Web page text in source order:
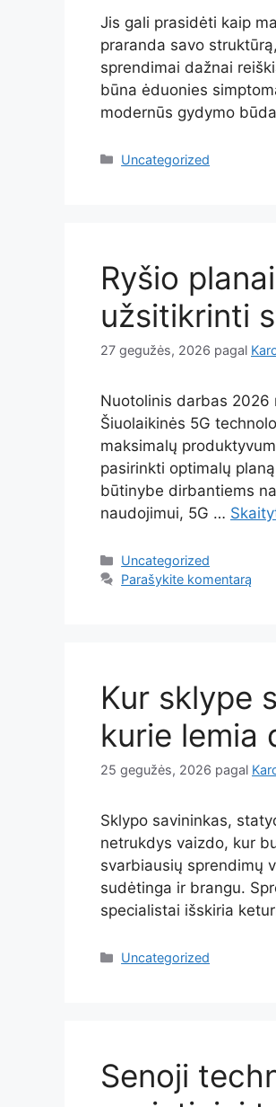
Jis gali prasidėti kaip
praranda savo
sprendimai dažnai
būna ėduonies
modernūs gydymo
Kategorijos
Uncategorized
Ryšio
užsitikrinti
27 gegužės, 2026 pagal
Nuotolinis darbas 2026
Šiuolaikinės 5G
maksimalų
pasirinkti optimalų
būtinybe dirbantiems
naudojimui, 5G …
Kategorijos
Uncategorized
Parašykite komentarą
Kur sklype
kurie lemia
25 gegužės, 2026 pagal
Sklypo savininkas,
netrukdys vaizdo, kur
svarbiausių sprendimų
sudėtinga ir brangu.
specialistai išskiria
Kategorijos
Uncategorized
Senoji